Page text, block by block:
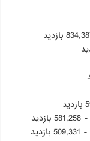
- 581,258 بازدید
- 509,331 بازدید